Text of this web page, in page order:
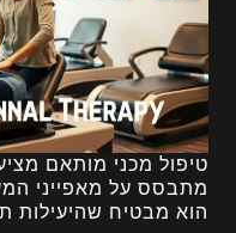
טיפול מכני מותאם
מתבסס על מאפייני
הוא מבטיח שהיעילות